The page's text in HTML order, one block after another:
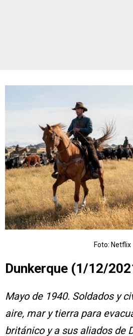
Foto: Netflix
Dunkerque (1/12/
Mayo de 1940. Soldados y
aire, mar y tierra para
británico y a sus aliados de